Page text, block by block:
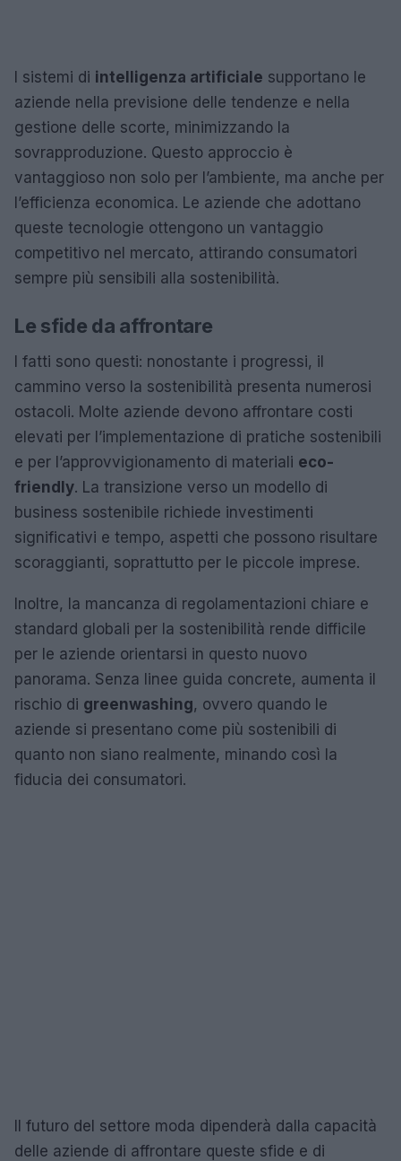
I sistemi di intelligenza artificiale supportano le
aziende nella previsione delle tendenze e nella
gestione delle scorte, minimizzando la
sovrapproduzione. Questo approccio è
vantaggioso non solo per l’ambiente, ma anche per
l’efficienza economica. Le aziende che adottano
queste tecnologie ottengono un vantaggio
competitivo nel mercato, attirando consumatori
sempre più sensibili alla sostenibilità.
Le sfide da affrontare
I fatti sono questi: nonostante i progressi, il
cammino verso la sostenibilità presenta numerosi
ostacoli. Molte aziende devono affrontare costi
elevati per l’implementazione di pratiche sostenibili
e per l’approvvigionamento di materiali eco-
friendly. La transizione verso un modello di
business sostenibile richiede investimenti
significativi e tempo, aspetti che possono risultare
scoraggianti, soprattutto per le piccole imprese.
Inoltre, la mancanza di regolamentazioni chiare e
standard globali per la sostenibilità rende difficile
per le aziende orientarsi in questo nuovo
panorama. Senza linee guida concrete, aumenta il
rischio di greenwashing, ovvero quando le
aziende si presentano come più sostenibili di
quanto non siano realmente, minando così la
fiducia dei consumatori.
Il futuro del settore moda dipenderà dalla capacità
delle aziende di affrontare queste sfide e di